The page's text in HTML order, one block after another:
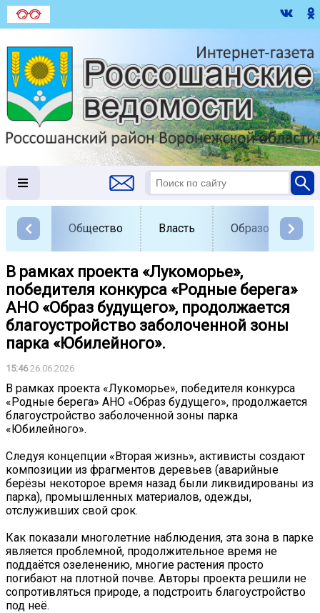
Общество Власть Образование
В рамках проекта «Лукоморье»,
победителя конкурса «Родные берега»
АНО «Образ будущего», продолжается
благоустройство заболоченной зоны
парка «Юбилейного».
15:4626.06.2026
В рамках проекта «Лукоморье», победителя конкурса
«Родные берега» АНО «Образ будущего», продолжается
благоустройство заболоченной зоны парка
«Юбилейного».
Следуя концепции «Вторая жизнь», активисты создают
композиции из фрагментов деревьев (аварийные
берёзы некоторое время назад были ликвидированы из
парка), промышленных материалов, одежды,
отслуживших свой срок.
Как показали многолетние наблюдения, эта зона в парке
является проблемной, продолжительное время не
поддаётся озеленению, многие растения просто
погибают на плотной почве. Авторы проекта решили не
сопротивляться природе, а подстроить благоустройство
под неё.